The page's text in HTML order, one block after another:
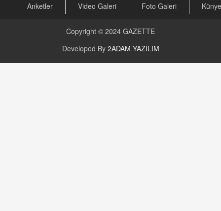
CAN UĞURATEŞ
Değişen yapısıyla Suriye
GÜNLÜK BURÇ YORUMU
Günlük Burç Yorumu | 22 Kasım 2024: Koç,
Anketler Video Galeri Foto Galeri Künye
Copyright © 2024 GAZETTE
Developed By 2ADAM YAZILIM